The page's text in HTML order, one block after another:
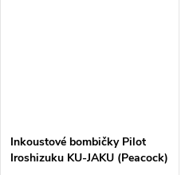
Inkoustové bombičky Pilot
Iroshizuku KU-JAKU (Peacock)